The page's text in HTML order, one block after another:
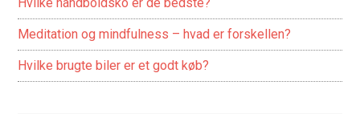
Meditation og mindfulness – hvad er forskellen?
Hvilke brugte biler er et godt køb?